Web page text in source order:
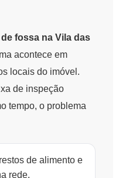
de fossa na Vila das
acontece em
locais do imóvel.
de inspeção
tempo, o problema
de alimento e
rede.